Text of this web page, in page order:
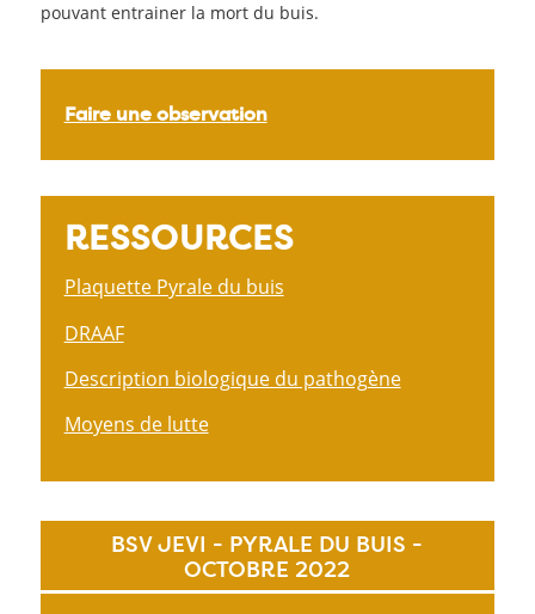
pouvant entrainer la mort du buis.
Faire une observation
RESSOURCES
Plaquette Pyrale du buis
DRAAF
Description biologique du pathogène
Moyens de lutte
BSV JEVI - PYRALE DU BUIS -
OCTOBRE 2022